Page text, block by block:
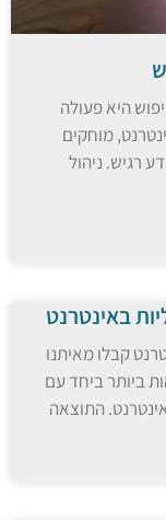
היא פעולה
מוחקים
רגיש. ניהול
באינטרנט
קבלו מאיתנו
ביותר ביחד עם
התוצאה